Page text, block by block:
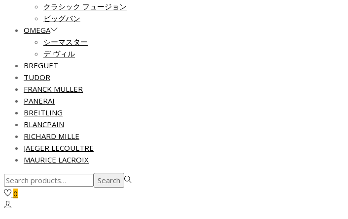
クラシック フュージョン
ビッグバン
OMEGA
シーマスター
デ ヴィル
BREGUET
TUDOR
FRANCK MULLER
PANERAI
BREITLING
BLANCPAIN
RICHARD MILLE
JAEGER LECOULTRE
MAURICE LACROIX
Search
for:>
Search
0